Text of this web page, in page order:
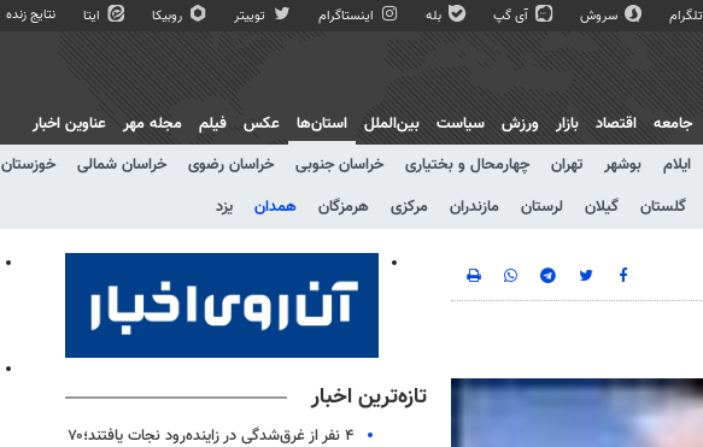
تلگرام سروش آی گپ بله اینستاگرام توییتر روبیکا ایتا نتایج زنده
جامعه اقتصاد بازار ورزش سیاست بین‌الملل
استان‌ها
ایلام بوشهر تهران چهارمحال و بختیاری خراسان جنوبی خراسان رضوی خراسان شمالی خوزستان
گلستان گیلان لرستان مازندران مرکزی هرمزگان همدان یزد
عکس فیلم مجله مهر عناوین اخبار
تازه‌ترین اخبار
۴ نفر از غرق‌شدگی در زاینده‌رود نجات یافتند؛۷۰